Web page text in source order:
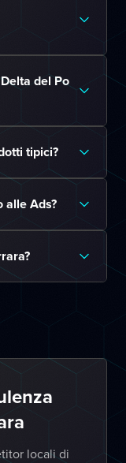
del Po
tipici?
alle Ads?
locali di